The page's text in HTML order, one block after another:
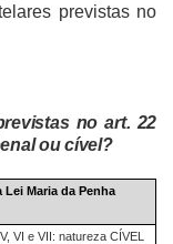
previstas no
no art. 22
ou cível?
Maria da Penha
VI e VII: natureza CÍVEL